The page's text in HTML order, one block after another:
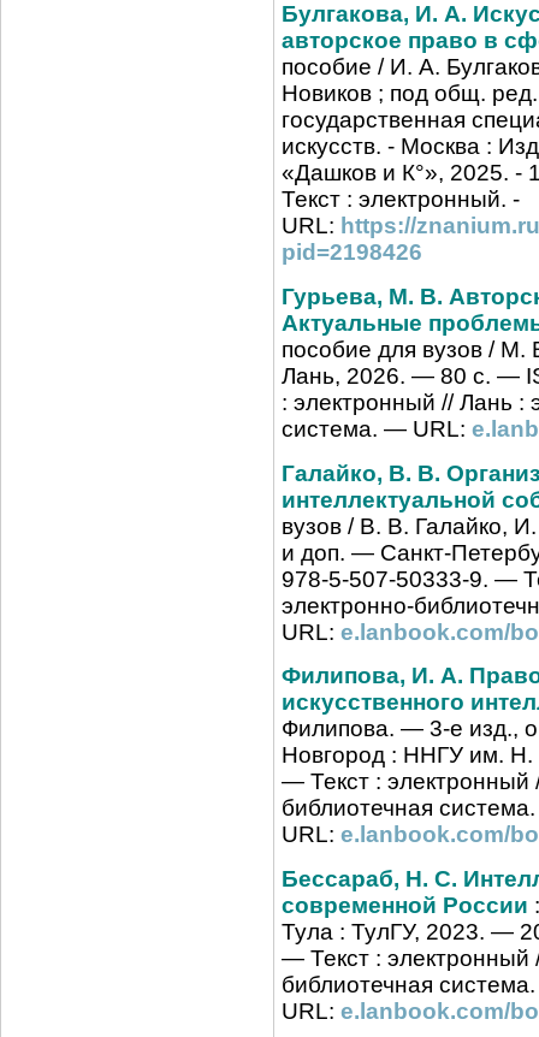
Булгакова, И. А.
авторское право в
пособие / И. А.
Новиков ; под общ.
государственная
искусств. - Москва :
«Дашков и К°», 2025. -
Текст : электронный. -
URL: https://
pid=2198426
Гурьева, М. В.
Актуальные
пособие для вузов / М.
Лань, 2026. — 80 с. —
: электронный // Лань :
система. — URL:
Галайко, В. В.
интеллектуальной
вузов / В. В. Галайко,
и доп. — Санкт-
978-5-507-50333-9. —
электронно-
URL: e.lanbook.com/
Филипова, И. А.
искусственного
Филипова. — 3-е изд.,
Новгород : ННГУ им. Н.
— Текст : электронный
библиотечная
URL: e.lanbook.com/
Бессараб, Н. С.
современной России
Тула : ТулГУ, 2023. —
— Текст : электронный
библиотечная
URL: e.lanbook.com/